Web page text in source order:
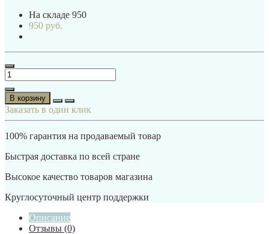
На складе 950
950 руб.
В корзину
Заказать в один клик
100% гарантия на продаваемый товар
Быстрая доставка по всей стране
Высокое качество товаров магазина
Круглосуточный центр поддержки
Описание
Отзывы (0)